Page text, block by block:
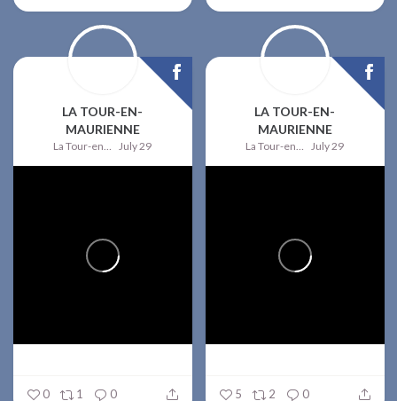
LA TOUR-EN-
MAURIENNE
La Tour-en-Maurienne July 29
0 1 0
LA TOUR-EN-
MAURIENNE
La Tour-en-Maurienne July 29
5 2 0